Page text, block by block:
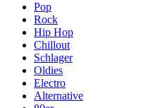
Pop
Rock
Hip Hop
Chillout
Schlager
Oldies
Electro
Alternative